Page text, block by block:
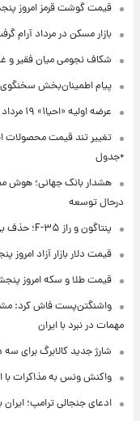
قیمت گوشت قرمز امروز پنجشنبه ۱۵ مرداد
بازار مسکن در مرداد آرام
شکاف نجومی میان فقیر و
پیام اطمینان‌بخش سخنگوی
عرضه اولیه «احیا۱» ۱۹ مرداد در فرابورس
+جدول
هشدار بانک جهانی؛ هوش
درحال توسعه
پنتاگون و راز F-۳۵؛ حذف بی‌سابقه گزارش‌های عملکرد جنگنده‌های نسل پنجم
قیمت دلار بازار آزاد امروز پنجشنبه ۱۵ مرداد
قیمت طلا و سکه امروز پنجشنبه ۱۵
واشنگتن‌پست فاش کرد:
مهمات در نبرد با ایران
شارژ جدید کالابرگ برای
واکنش ونس به مذاکرات با
ادعای جنجالی ترامپ؛